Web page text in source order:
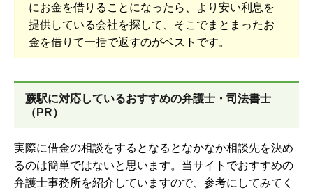
にお金を借りることになったら、より安い利息を
提供している会社を探して、そこでまとまったお
金を借りて一括で返すのがベストです。
蕨駅に対応しているおすすめの弁護士・司法書士
（PR）
実際に借金の相談をするとなるとなかなか相談先を決め
るのは簡単ではないと思います。当サイトでおすすめの
弁護士事務所を紹介していますので、参考にしてみてく